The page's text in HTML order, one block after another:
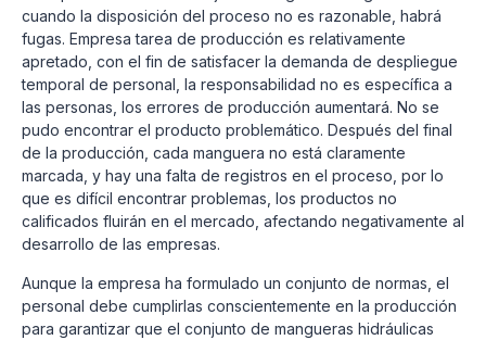
cuando la disposición del proceso no es razonable, habrá
fugas. Empresa tarea de producción es relativamente
apretado, con el fin de satisfacer la demanda de despliegue
temporal de personal, la responsabilidad no es específica a
las personas, los errores de producción aumentará. No se
pudo encontrar el producto problemático. Después del final
de la producción, cada manguera no está claramente
marcada, y hay una falta de registros en el proceso, por lo
que es difícil encontrar problemas, los productos no
calificados fluirán en el mercado, afectando negativamente al
desarrollo de las empresas.
Aunque la empresa ha formulado un conjunto de normas, el
personal debe cumplirlas conscientemente en la producción
para garantizar que el conjunto de mangueras hidráulicas